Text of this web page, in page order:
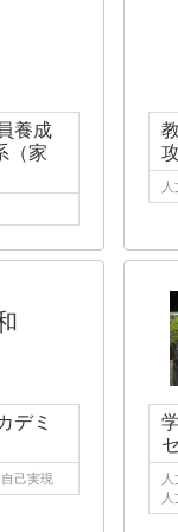
養成
（家
デミ
己実現